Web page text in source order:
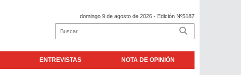
domingo 9 de agosto de 2026 - Edición Nº5187
ENTREVISTAS NOTA DE OPINIÓN